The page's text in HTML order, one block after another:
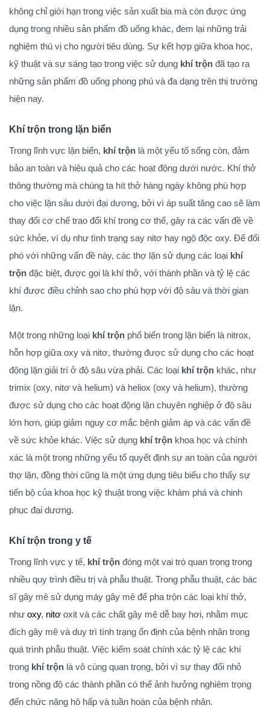
không chỉ giới hạn trong việc sản xuất bia mà còn được ứng
dụng trong nhiều sản phẩm đồ uống khác, đem lại những trải
nghiệm thú vị cho người tiêu dùng. Sự kết hợp giữa khoa học,
kỹ thuật và sự sáng tạo trong việc sử dụng khí trộn đã tạo ra
những sản phẩm đồ uống phong phú và đa dạng trên thị trường
hiện nay.
Khí trộn trong lặn biển
Trong lĩnh vực lặn biển, khí trộn là một yếu tố sống còn, đảm
bảo an toàn và hiệu quả cho các hoạt động dưới nước. Khí thở
thông thường mà chúng ta hít thở hàng ngày không phù hợp
cho việc lặn sâu dưới đại dương, bởi vì áp suất tăng cao sẽ làm
thay đổi cơ chế trao đổi khí trong cơ thể, gây ra các vấn đề về
sức khỏe, ví dụ như tình trạng say nitơ hay ngộ độc oxy. Để đối
phó với những vấn đề này, các thợ lặn sử dụng các loại khí
trộn đặc biệt, được gọi là khí thở, với thành phần và tỷ lệ các
khí được điều chỉnh sao cho phù hợp với độ sâu và thời gian
lặn.
Một trong những loại khí trộn phổ biến trong lặn biển là nitrox,
hỗn hợp giữa oxy và nitơ, thường được sử dụng cho các hoạt
động lặn giải trí ở độ sâu vừa phải. Các loại khí trộn khác, như
trimix (oxy, nitơ và helium) và heliox (oxy và helium), thường
được sử dụng cho các hoạt động lặn chuyên nghiệp ở độ sâu
lớn hơn, giúp giảm nguy cơ mắc bệnh giảm áp và các vấn đề
về sức khỏe khác. Việc sử dụng khí trộn khoa học và chính
xác là một trong những yếu tố quyết định sự an toàn của người
thợ lặn, đồng thời cũng là một ứng dụng tiêu biểu cho thấy sự
tiến bộ của khoa học kỹ thuật trong việc khám phá và chinh
phục đại dương.
Khí trộn trong y tế
Trong lĩnh vực y tế, khí trộn đóng một vai trò quan trọng trong
nhiều quy trình điều trị và phẫu thuật. Trong phẫu thuật, các bác
sĩ gây mê sử dụng máy gây mê để pha trộn các loại khí thở,
như oxy, nitơ oxit và các chất gây mê dễ bay hơi, nhằm mục
đích gây mê và duy trì tình trạng ổn định của bệnh nhân trong
quá trình phẫu thuật. Việc kiểm soát chính xác tỷ lệ các khí
trong khí trộn là vô cùng quan trọng, bởi vì sự thay đổi nhỏ
trong nồng độ các thành phần có thể ảnh hưởng nghiêm trọng
đến chức năng hô hấp và tuần hoàn của bệnh nhân.